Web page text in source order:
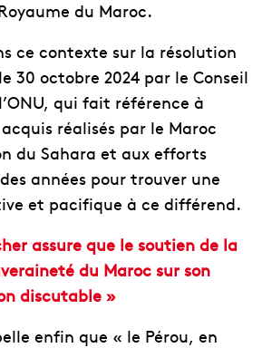
du Maroc.
ce contexte sur la résolution
30 octobre 2024 par le Conseil
qui fait référence à
acquis réalisés par le Maroc
du Sahara et aux efforts
années pour trouver une
et pacifique à ce différend.
assure que le soutien de la
du Maroc sur son
discutable »
enfin que « le Pérou, en